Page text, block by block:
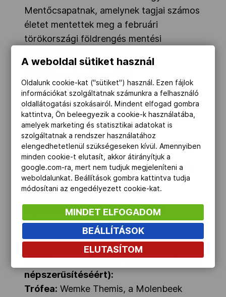
Mentőcsapatnak, amelynek tagjai számos
életet mentettek meg a februári
törökországi földrengés mentési
Pierre de Coubertin-díj (fair play
cselekedet):
Trófea:Az Izraeli és a Szaúdi Cselgáncs
Szövetség
Diploma:Andrea Belotti olasz labdarúgó
Jean Borotra-díj (fair play életpálya):
Trófea:Mauro Borghi olasz
sportmenedzser
Csin-Ming Csen tajvani
ökölvívó bíró, mérkőzésvezető és Jacek
Bierkowski lengyel vívó
Willi Daume-díj (a fair play eszméjének
népszerűsítéséért):
Trófea: Wemke Themis, a Molenbeek
A weboldal sütiket használ
Oldalunk cookie-kat ("sütiket") használ. Ezen fájlok
információkat szolgáltatnak számunkra a felhasználó
oldallátogatási szokásairól. Mindent elfogad gombra
kattintva, Ön beleegyezik a cookie-k használatába,
amelyek marketing és statisztikai adatokat is
szolgáltatnak a rendszer használatához
elengedhetetlenül szükségeseken kívül. Amennyiben
minden cookie-t elutasít, akkor átirányítjuk a
google.com-ra, mert nem tudjuk megjeleníteni a
weboldalunkat. Beállítások gombra kattintva tudja
módosítani az engedélyezett cookie-kat.
MINDET ELFOGADOM
BEÁLLÍTÁSOK
ELUTASÍTOM